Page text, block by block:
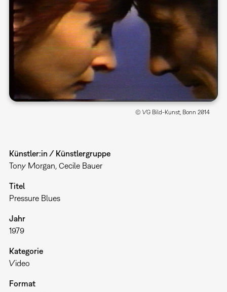
© VG Bild-Kunst, Bonn 2014
Künstler:in / Künstlergruppe
Tony Morgan, Cecile Bauer
Titel
Pressure Blues
Jahr
1979
Kategorie
Video
Format